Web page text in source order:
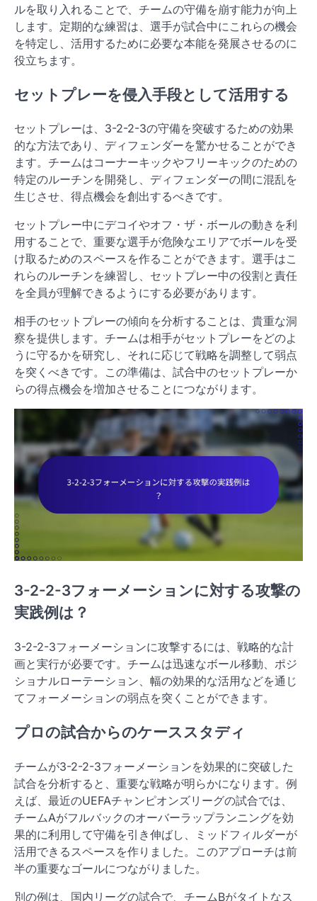
ルを取り入れることで、チームの守備を崩す能力が向上
します。定期的な練習は、選手が試合中にこれらの機会
を特定し、活用するために必要な本能を発展させるのに
役立ちます。
セットプレーを侵入手段として活用する
セットプレーは、3-2-2-3の守備を突破するための効果
的な方法であり、ディフェンダーを驚かせることができ
ます。チームはコーナーキックやフリーキックのための
特定のルーチンを開発し、ディフェンダーの間に混乱を
生じさせ、得点機会を創出するべきです。
セットプレー中にデコイやオフ・ザ・ボールの動きを利
用することで、重要な選手が危険なエリアでボールを受
け取るためのスペースを作ることができます。選手はこ
れらのルーチンを練習し、セットプレー中の役割と責任
を全員が理解できるようにする必要があります。
相手のセットプレーの傾向を分析することは、貴重な洞
察を提供します。チームは相手がセットプレーをどのよ
うに守るかを研究し、それに応じて戦略を調整して弱点
を突くべきです。この準備は、試合中のセットプレーか
らの得点機会を増加させることにつながります。
3-2-2-3フォーメーションに対する攻撃の
実践例は？
3-2-2-3フォーメーションに攻撃するには、戦略的な計
画と実行が必要です。チームは迅速なボール移動、ポジ
ショナルローテーション、幅の効果的な活用などを通じ
てフォーメーションの弱点を突くことができます。
プロの試合からのケーススタディ
チームが3-2-2-3フォーメーションを効果的に突破した
試合を分析すると、重要な戦略が明らかになります。例
えば、最近のUEFAチャンピオンズリーグの試合では、
チームAがフルバックのオーバーラップランニングを効
果的に利用して守備を引き伸ばし、ミッドフィルダーが
活用できるスペースを作りました。このアプローチは前
半の重要なゴールにつながりました。
別の例は、国内リーグの試合で、チームBがタイトなス